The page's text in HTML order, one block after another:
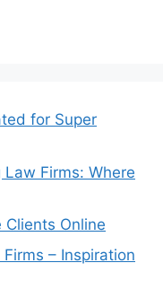
for Super
Firms: Where
Clients Online
– Inspiration